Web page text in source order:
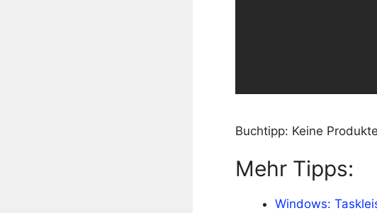
Buchtipp: Keine
Mehr Tipps:
Windows: